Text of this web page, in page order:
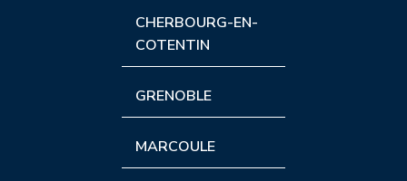
CHERBOURG-EN-
COTENTIN
GRENOBLE
MARCOULE